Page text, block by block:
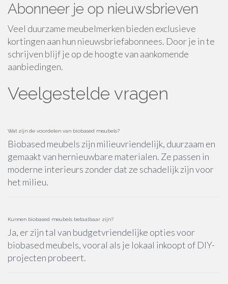
Abonneer je op nieuwsbrieven
Veel duurzame meubelmerken bieden exclusieve
kortingen aan hun nieuwsbriefabonnees. Door je in te
schrijven blijf je op de hoogte van aankomende
aanbiedingen.
Veelgestelde vragen
Wat zijn de voordelen van biobased meubels?
Biobased meubels zijn milieuvriendelijk, duurzaam en
gemaakt van hernieuwbare materialen. Ze passen in
moderne interieurs zonder dat ze schadelijk zijn voor
het milieu.
Kunnen biobased meubels betaalbaar zijn?
Ja, er zijn tal van budgetvriendelijke opties voor
biobased meubels, vooral als je lokaal inkoopt of DIY-
projecten probeert.